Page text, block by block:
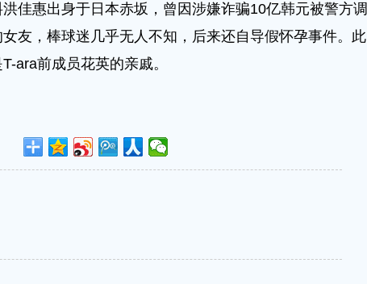
佳惠出身于日本赤坂，曾因涉嫌诈骗10亿韩元被警方调
友，棒球迷几乎无人不知，后来还自导假怀孕事件。此
ara前成员花英的亲戚。